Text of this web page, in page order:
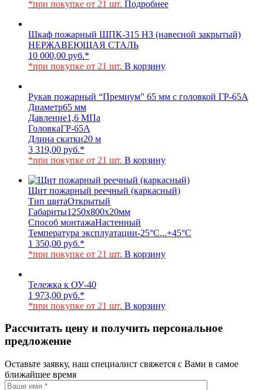
*при покупке от 21 шт. Подробнее
Шкаф пожарный ШПК-315 НЗ (навесной закрытый)
НЕРЖАВЕЮЩАЯ СТАЛЬ
10 000,00 руб.*
*при покупке от 21 шт. В корзину
Рукав пожарный “Премиум” 65 мм с головкой ГР-65А
Диаметр65 мм
Давление1,6 МПа
ГоловкаГР-65А
Длина скатки20 м
3 319,00 руб.*
*при покупке от 21 шт. В корзину
Щит пожарный реечный (каркасный)
Тип щитаОткрытый
Габариты1250х800х20мм
Способ монтажаНастенный
Температура эксплуатации-25°C...+45°C
1 350,00 руб.*
*при покупке от 21 шт. В корзину
Тележка к ОУ-40
1 973,00 руб.*
*при покупке от 21 шт. В корзину
Рассчитать цену и получить персональное
предложение
Оставьте заявку, наш специалист свяжется с Вами в самое
ближайшее время